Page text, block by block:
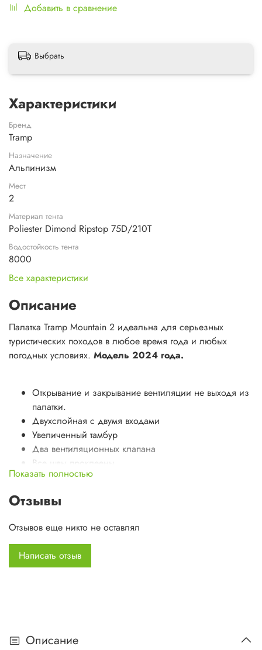
Добавить в сравнение
Выбрать
Характеристики
Бренд
Tramp
Назначение
Альпинизм
Мест
2
Материал тента
Poliester Dimond Ripstop 75D/210T
Водостойкость тента
8000
Все характеристики
Описание
Палатка Tramp Mountain 2 идеальна для серьезных
туристических походов в любое время года и любых
погодных условиях. Модель 2024 года.
Открывание и закрывание вентиляции не выходя из
палатки.
Двухслойная с двумя входами
Увеличенный тамбур
Два вентиляционных клапана
Все швы проклеены
Снежная юбка
8000 мм в ст
Внутр. палатка:100% дышащий полиэстер RipStop
Дно:100% полиэстр 75D/190T 10000 мм в ст
Каркас:Алюминий 8,5 мм
Показать полностью
Отзывы
Отзывов еще никто не оставлял
Написать отзыв
Описание